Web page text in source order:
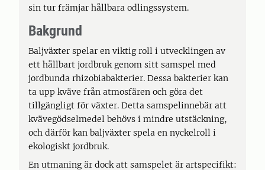
sin tur främjar hållbara odlingssystem.
Bakgrund
Baljväxter spelar en viktig roll i utvecklingen av
ett hållbart jordbruk genom sitt samspel med
jordbunda rhizobiabakterier. Dessa bakterier kan
ta upp kväve från atmosfären och göra det
tillgängligt för växter. Detta samspelinnebär att
kvävegödselmedel behövs i mindre utstäckning,
och därför kan baljväxter spela en nyckelroll i
ekologiskt jordbruk.
En utmaning är dock att samspelet är artspecifikt: